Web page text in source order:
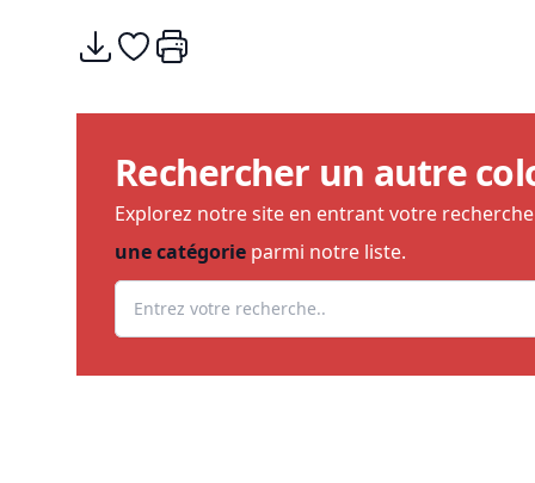
Télécharger
Ajouter à mes coups de coeurs
Imprimer
Rechercher un autre
Explorez notre site en entrant votre
une catégorie parmi notre liste.